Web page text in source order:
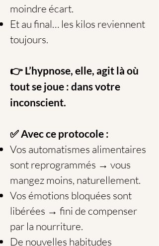
moindre écart.
Et au final… les kilos reviennent
toujours.
👉 L’hypnose, elle, agit là où
tout se joue : dans votre
inconscient.
✅ Avec ce protocole :
Vos automatismes alimentaires
sont reprogrammés → vous
mangez moins, naturellement.
Vos émotions bloquées sont
libérées → fini de compenser
par la nourriture.
De nouvelles habitudes